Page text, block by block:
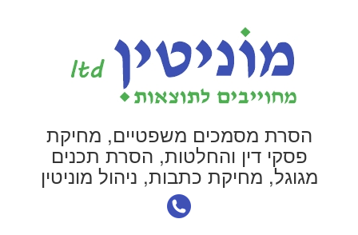
הסרת מסמכים משפטיים, מחיקת
פסקי דין והחלטות, הסרת תכנים
מגוגל, מחיקת כתבות, ניהול מוניטין